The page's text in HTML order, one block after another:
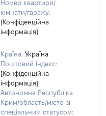
Номер квартири/
кімнати/гаражу:
[Конфіденційна
інформація]
Країна: Україна
Поштовий індекс:
[Конфіденційна
інформація]
Автономна Республіка
Крим/область/місто зі
спеціальним статусом: